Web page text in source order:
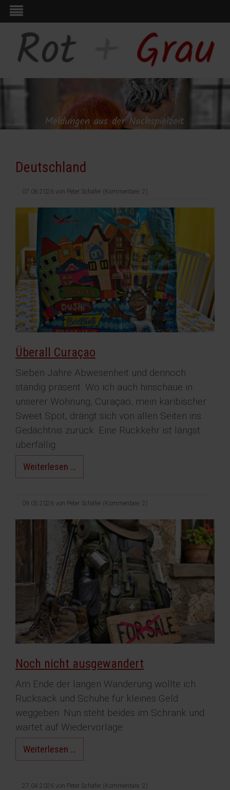
Deutschland
07.06.2026 von Peter Schäfer (Kommentare: 2)
Überall Curaçao
Sieben Jahre Abwesenheit und dennoch
ständig präsent. Wo ich auch hinschaue in
unserer Wohnung, Curaçao, mein karibischer
Sweet Spot, drängt sich von allen Seiten ins
Gedächtnis zurück. Eine Rückkehr ist längst
überfällig.
Weiterlesen … Überall
Curaçao
09.05.2026 von Peter Schäfer (Kommentare: 2)
Noch nicht ausgewandert
Am Ende der langen Wanderung wollte ich
Rucksack und Schuhe für kleines Geld
weggeben. Nun steht beides im Schrank und
wartet auf Wiedervorlage.
Weiterlesen … Noch
nicht
27.04.2026 von Peter Schäfer (Kommentare: 2)